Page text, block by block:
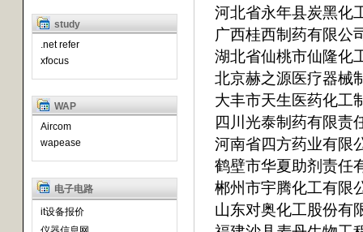
study
.net refer
xfocus
WAP
Aircom
wapease
电子电路
it设备报价
河北省永年县炭黑化
广西桂西制药有限公
湖北省仙桃市仙隆化
北京赫之源医疗器械
大丰市天生医药化工
四川光泰制药有限责
河南省四方药业有限
鹤壁市华夏助剂责任
郴州市宇腾化工有限
山东对奥化工股份有